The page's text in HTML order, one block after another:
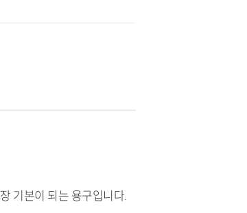
기본이 되는 용구입니다.